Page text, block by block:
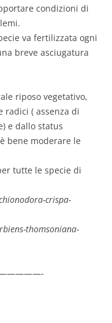
condizioni di
va fertilizzata ogni
breve asciugatura
riposo vegetativo,
radici ( assenza di
e dallo status
bene moderare le
tutte le specie di
crispa-
thomsoniana-